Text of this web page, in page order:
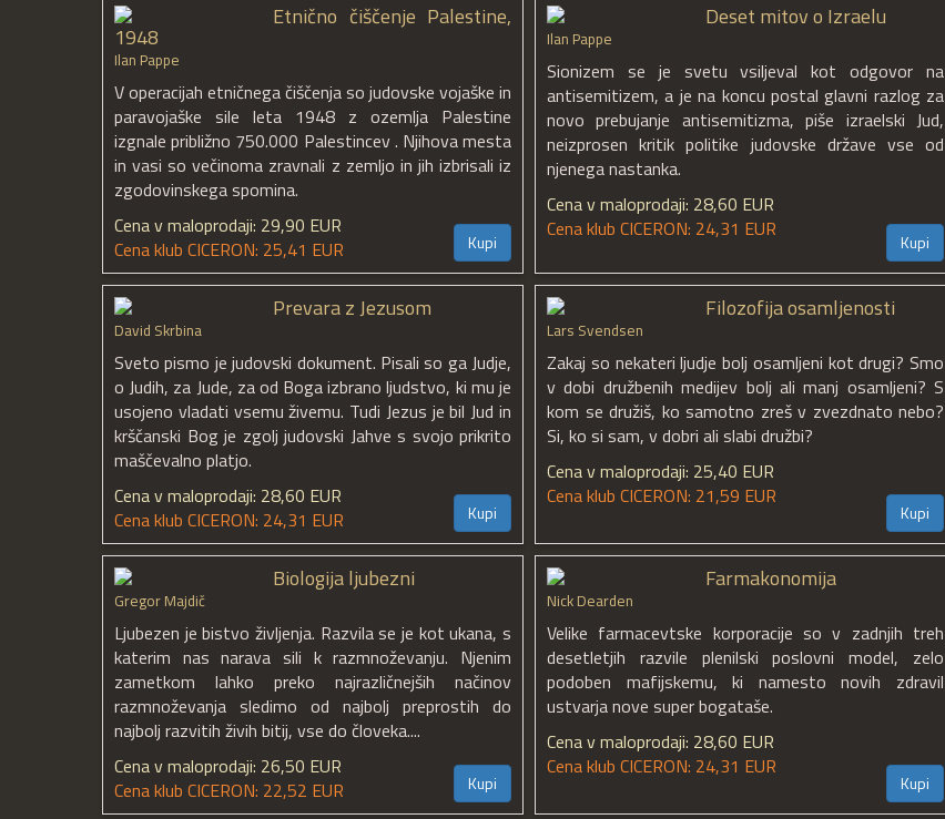
Etnično čiščenje Palestine,
1948
Ilan Pappe
V operacijah etničnega čiščenja so judovske vojaške in
paravojaške sile leta 1948 z ozemlja Palestine
izgnale približno 750.000 Palestincev . Njihova mesta
in vasi so večinoma zravnali z zemljo in jih izbrisali iz
zgodovinskega spomina.
Cena v maloprodaji: 29,90 EUR
Cena klub CICERON: 25,41 EUR
Kupi
Deset mitov o Izraelu
Ilan Pappe
Sionizem se je svetu vsiljeval kot odgovor na
antisemitizem, a je na koncu postal glavni razlog za
novo prebujanje antisemitizma, piše izraelski Jud,
neizprosen kritik politike judovske države vse od
njenega nastanka.
Cena v maloprodaji: 28,60 EUR
Cena klub CICERON: 24,31 EUR
Kupi
Prevara z Jezusom
David Skrbina
Sveto pismo je judovski dokument. Pisali so ga Judje,
o Judih, za Jude, za od Boga izbrano ljudstvo, ki mu je
usojeno vladati vsemu živemu. Tudi Jezus je bil Jud in
krščanski Bog je zgolj judovski Jahve s svojo prikrito
maščevalno platjo.
Cena v maloprodaji: 28,60 EUR
Cena klub CICERON: 24,31 EUR
Kupi
Filozofija osamljenosti
Lars Svendsen
Zakaj so nekateri ljudje bolj osamljeni kot drugi? Smo
v dobi družbenih medijev bolj ali manj osamljeni? S
kom se družiš, ko samotno zreš v zvezdnato nebo?
Si, ko si sam, v dobri ali slabi družbi?
Cena v maloprodaji: 25,40 EUR
Cena klub CICERON: 21,59 EUR
Kupi
Biologija ljubezni
Gregor Majdič
Ljubezen je bistvo življenja. Razvila se je kot ukana, s
katerim nas narava sili k razmnoževanju. Njenim
zametkom lahko preko najrazličnejših načinov
razmnoževanja sledimo od najbolj preprostih do
najbolj razvitih živih bitij, vse do človeka....
Cena v maloprodaji: 26,50 EUR
Cena klub CICERON: 22,52 EUR
Kupi
Farmakonomija
Nick Dearden
Velike farmacevtske korporacije so v zadnjih treh
desetletjih razvile plenilski poslovni model, zelo
podoben mafijskemu, ki namesto novih zdravil
ustvarja nove super bogataše.
Cena v maloprodaji: 28,60 EUR
Cena klub CICERON: 24,31 EUR
Kupi